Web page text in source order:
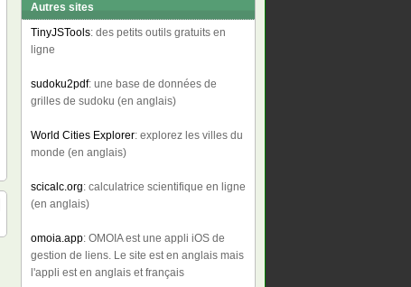
Autres sites
TinyJSTools: des petits outils gratuits en
ligne
sudoku2pdf: une base de données de
grilles de sudoku (en anglais)
World Cities Explorer: explorez les villes du
monde (en anglais)
scicalc.org: calculatrice scientifique en ligne
(en anglais)
omoia.app: OMOIA est une appli iOS de
gestion de liens. Le site est en anglais mais
l'appli est en anglais et français